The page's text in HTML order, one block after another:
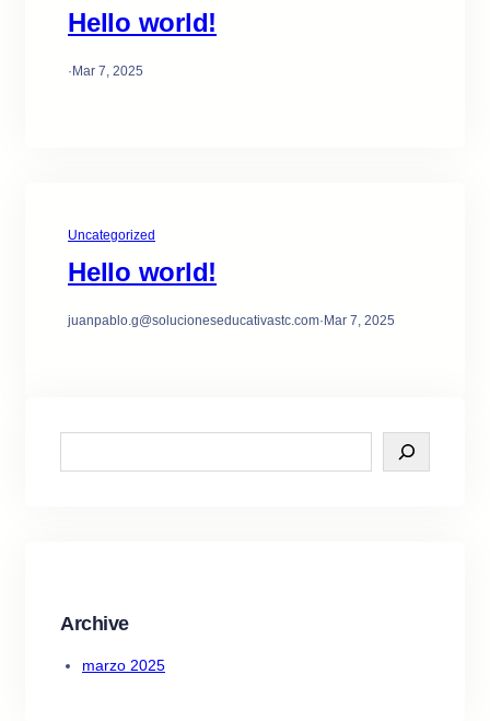
Hello world!
·Mar 7, 2025
Uncategorized
Hello world!
juanpablo.g@solucioneseducativastc.com·Mar 7, 2025
Archive
marzo 2025